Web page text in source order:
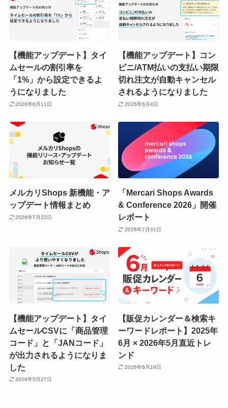
【機能アップデート】タイ
ムセールの割引率を
「1%」から設定できるよ
うになりました
2026年6月11日
【機能アップデート】コン
ビニ/ATM払いの支払い期限
切れ注文が自動キャンセル
されるようになりました
2026年6月4日
メルカリShops 新機能・ア
ップデート情報まとめ
2026年7月22日
「Mercari Shops Awards
& Conference 2026」開催
レポート
2026年7月31日
【機能アップデート】タイ
ムセールCSVに「商品管理
コード」と「JANコード」
が出力されるようになりま
した
2026年5月27日
【販促カレンダー＆検索キ
ーワードレポート】2025年
6月 × 2026年5月直近トレ
ンド
2026年6月19日